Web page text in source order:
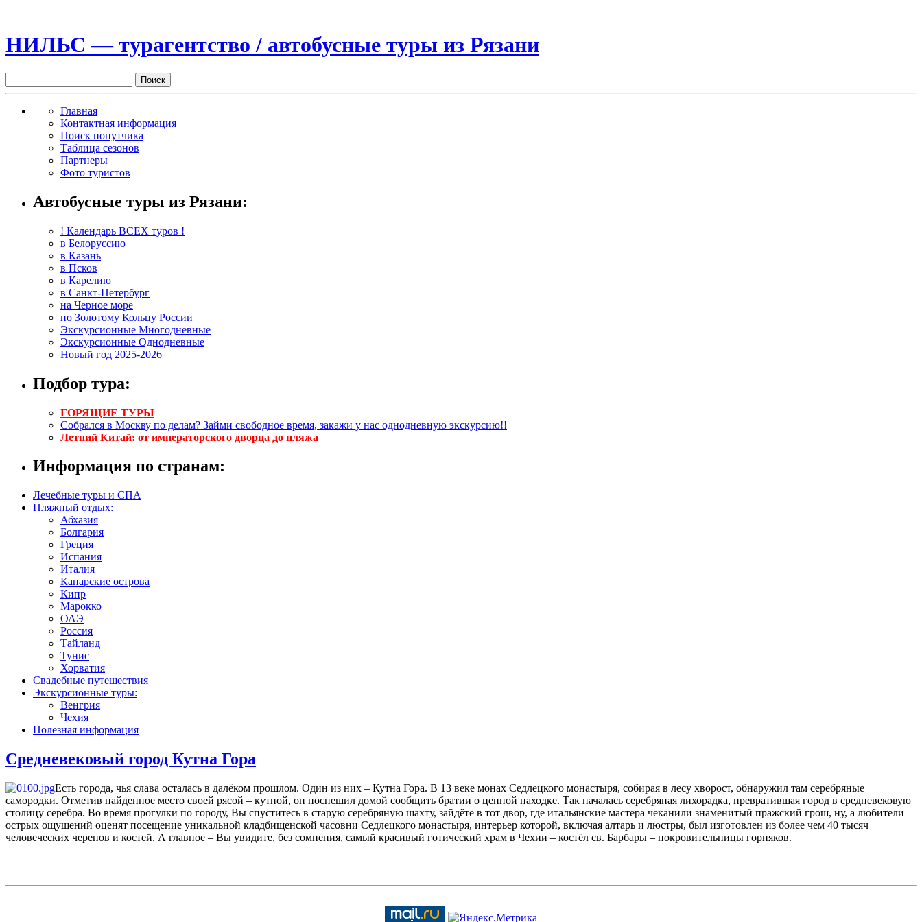
НИЛЬС — турагентство / автобусные туры из Рязани
Главная
Контактная информация
Поиск попутчика
Таблица сезонов
Партнеры
Фото туристов
Автобусные туры из Рязани:
! Календарь ВСЕХ туров !
в Белоруссию
в Казань
в Псков
в Карелию
в Санкт-Петербург
на Черное море
по Золотому Кольцу России
Экскурсионные Многодневные
Экскурсионные Однодневные
Новый год 2025-2026
Подбор тура:
ГОРЯЩИЕ ТУРЫ
Собрался в Москву по делам? Займи свободное время, закажи у нас однодневную экскурсию!!
Летний Китай: от императорского дворца до пляжа
Информация по странам:
Лечебные туры и СПА
Пляжный отдых:
Абхазия
Болгария
Греция
Испания
Италия
Канарские острова
Кипр
Марокко
ОАЭ
Россия
Тайланд
Тунис
Хорватия
Свадебные путешествия
Экскурсионные туры:
Венгрия
Чехия
Полезная информация
Средневековый город Кутна Гора
Есть города, чья слава осталась в далёком прошлом. Один из них – Кутна Гора. В 13 веке монах Седлецкого монастыря, собирая в лесу хворост, обнаружил там серебряные
самородки. Отметив найденное место своей рясой – кутной, он поспешил домой сообщить братии о ценной находке. Так началась серебряная лихорадка, превратившая город в средневековую
столицу серебра. Во время прогулки по городу, Вы спуститесь в старую серебряную шахту, зайдёте в тот двор, где итальянские мастера чеканили знаменитый пражский грош, ну, а любители
острых ощущений оценят посещение уникальной кладбищенской часовни Седлецкого монастыря, интерьер которой, включая алтарь и люстры, был изготовлен из более чем 40 тысяч
человеческих черепов и костей. А главное – Вы увидите, без сомнения, самый красивый готический храм в Чехии – костёл св. Барбары – покровительницы горняков.